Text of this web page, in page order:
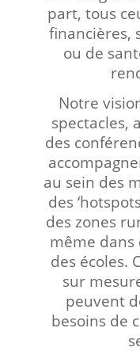
part, tous
financières,
ou de
Notre
spectacles,
des
au sein des
des
des zones
même dans
des écoles.
sur
peuvent
besoins de